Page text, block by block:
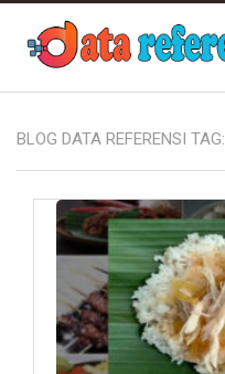
BLOG DATA REFERENSI TAG: